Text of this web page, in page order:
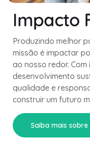
Impacto
Produzindo melhor
missão é impactar
ao nosso redor.
desenvolvimento
qualidade e
construir um futuro
Saiba mais sobre